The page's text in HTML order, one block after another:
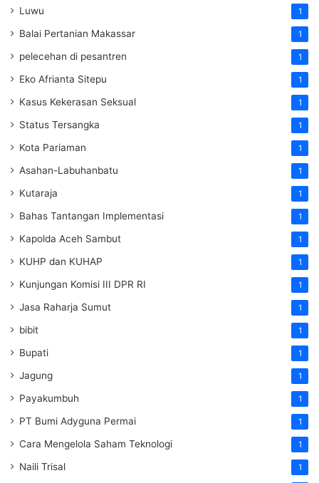
Luwu 1
Balai Pertanian Makassar 1
pelecehan di pesantren 1
Eko Afrianta Sitepu 1
Kasus Kekerasan Seksual 1
Status Tersangka 1
Kota Pariaman 1
Asahan-Labuhanbatu 1
Kutaraja 1
Bahas Tantangan Implementasi 1
Kapolda Aceh Sambut 1
KUHP dan KUHAP 1
Kunjungan Komisi III DPR RI 1
Jasa Raharja Sumut 1
bibit 1
Bupati 1
Jagung 1
Payakumbuh 1
PT Bumi Adyguna Permai 1
Cara Mengelola Saham Teknologi 1
Naili Trisal 1